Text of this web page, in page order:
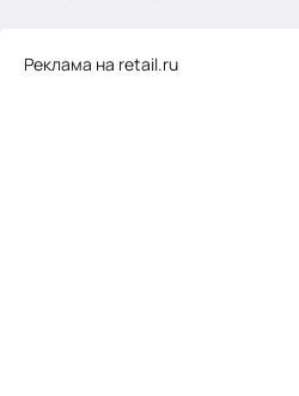
Реклама на retail.ru